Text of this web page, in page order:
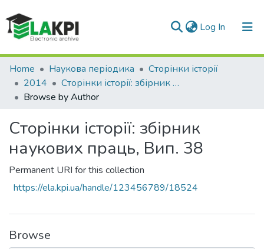
Log In (current)
Communities & Collections
All of DSpace
Home Наукова періодика
Сторінки історії
2014
Сторінки історії: збірник наукових праць, Вип. 38
Browse by Author
Сторінки історії: збірник
наукових праць, Вип. 38
Permanent URI for this collection
https://ela.kpi.ua/handle/123456789/18524
Browse